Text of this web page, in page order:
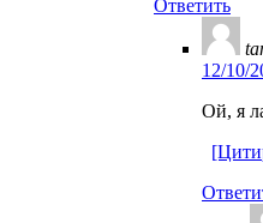
Ответить
12/10/
Ой, я